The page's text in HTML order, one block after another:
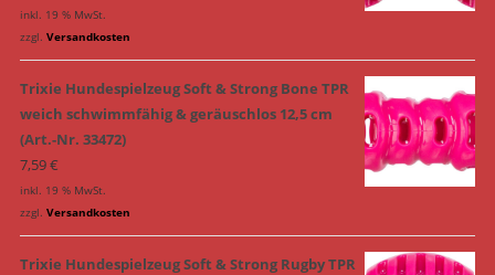
inkl. 19 % MwSt.
zzgl. Versandkosten
Trixie Hundespielzeug Soft & Strong Bone TPR
weich schwimmfähig & geräuschlos 12,5 cm
(Art.-Nr. 33472)
7,59€
inkl. 19 % MwSt.
zzgl. Versandkosten
Trixie Hundespielzeug Soft & Strong Rugby TPR